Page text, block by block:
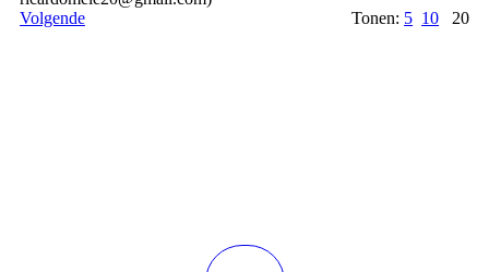
Volgende
Tonen: 5 10 20